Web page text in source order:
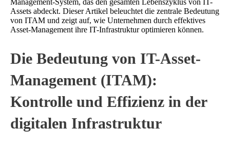
Assets abdeckt. Dieser Artikel beleuchtet die zentrale Bedeutung
von ITAM und zeigt auf, wie Unternehmen durch effektives
Asset-Management ihre IT-Infrastruktur optimieren können.
Die Bedeutung von IT-Asset-
Management (ITAM):
Kontrolle und Effizienz in der
digitalen Infrastruktur